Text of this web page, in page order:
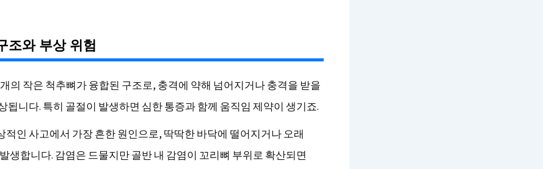
조와 부상 위험
의 작은 척추뼈가 융합된 구조로, 충격에 약해 넘어지거나 충격을 받을
됩니다. 특히 골절이 발생하면 심한 통증과 함께 움직임 제약이 생기죠.
적인 사고에서 가장 흔한 원인으로, 딱딱한 바닥에 떨어지거나 오래
생합니다. 감염은 드물지만 골반 내 감염이 꼬리뼈 부위로 확산되면